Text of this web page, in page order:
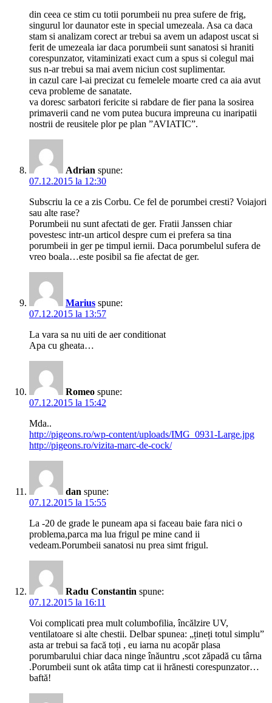
din ceea ce stim cu totii porumbeii nu prea sufere de frig,
singurul lor daunator este in special umezeala. Asa ca daca
stam si analizam corect ar trebui sa avem un adapost uscat si
ferit de umezeala iar daca porumbeii sunt sanatosi si hraniti
corespunzator, vitaminizati exact cum a spus si colegul mai
sus n-ar trebui sa mai avem niciun cost suplimentar.
in cazul care l-ai precizat cu femelele moarte cred ca aia avut
ceva probleme de sanatate.
va doresc sarbatori fericite si rabdare de fier pana la sosirea
primaverii cand ne vom putea bucura impreuna cu inaripatii
nostrii de reusitele plor pe plan ”AVIATIC”.
Adrian spune:
07.12.2015 la 12:30
Subscriu la ce a zis Corbu. Ce fel de porumbei cresti? Voiajori
sau alte rase?
Porumbeii nu sunt afectati de ger. Fratii Janssen chiar
povestesc intr-un articol despre cum ei prefera sa tina
porumbeii in ger pe timpul iernii. Daca porumbelul sufera de
vreo boala…este posibil sa fie afectat de ger.
Marius spune:
07.12.2015 la 13:57
La vara sa nu uiti de aer conditionat
Apa cu gheata…
Romeo spune:
07.12.2015 la 15:42
Mda..
http://pigeons.ro/wp-content/uploads/IMG_0931-Large.jpg
http://pigeons.ro/vizita-marc-de-cock/
dan spune:
07.12.2015 la 15:55
La -20 de grade le puneam apa si faceau baie fara nici o
problema,parca ma lua frigul pe mine cand ii
vedeam.Porumbeii sanatosi nu prea simt frigul.
Radu Constantin spune:
07.12.2015 la 16:11
Voi complicati prea mult columbofilia, încălzire UV,
ventilatoare si alte chestii. Delbar spunea: „țineți totul simplu”
asta ar trebui sa facă toți , eu iarna nu acopăr plasa
porumbarului chiar daca ninge înăuntru ,scot zăpadă cu târna
.Porumbeii sunt ok atâta timp cat ii hrănesti corespunzator…
baftă!